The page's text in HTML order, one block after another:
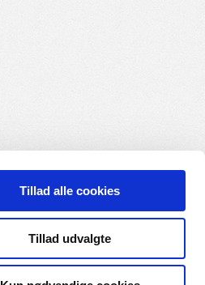
Tillad alle cookies
Tillad udvalgte